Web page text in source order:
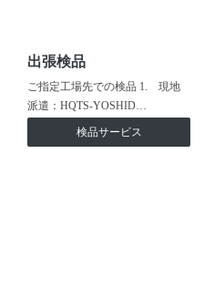
出張検品
ご指定工場先での検品 1. 現地
派遣：HQTS-YOSHID…
検品サービス